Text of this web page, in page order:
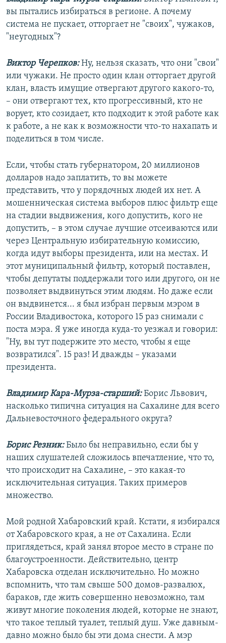
вы пытались избираться в регионе. А почему
система не пускает, отторгает не "своих", чужаков,
"неугодных"?
Виктор Черепков:Ну, нельзя сказать, что они "свои"
или чужаки. Не просто один клан отторгает другой
клан, власть имущие отвергают другого какого-то,
– они отвергают тех, кто прогрессивный, кто не
ворует, кто созидает, кто подходит к этой работе как
к работе, а не как к возможности что-то нахапать и
поделиться в том числе.
Если, чтобы стать губернатором, 20 миллионов
долларов надо заплатить, то вы можете
представить, что у порядочных людей их нет. А
мошенническая система выборов плюс фильтр еще
на стадии выдвижения, кого допустить, кого не
допустить, – в этом случае лучшие отсеиваются или
через Центральную избирательную комиссию,
когда идут выборы президента, или на местах. И
этот муниципальный фильтр, который поставлен,
чтобы депутаты поддержали того или другого, он не
позволяет выдвинуться этим людям. Но даже если
он выдвинется... я был избран первым мэром в
России Владивостока, которого 15 раз снимали с
поста мэра. Я уже иногда куда-то уезжал и говорил:
"Ну, вы тут подержите это место, чтобы я еще
возвратился". 15 раз! И дважды – указами
президента.
Владимир Кара-Мурза-старший:Борис Львович,
насколько типична ситуация на Сахалине для всего
Дальневосточного федерального округа?
Борис Резник:Было бы неправильно, если бы у
наших слушателей сложилось впечатление, что то,
что происходит на Сахалине, – это какая-то
исключительная ситуация. Таких примеров
множество.
Мой родной Хабаровский край. Кстати, я избирался
от Хабаровского края, а не от Сахалина. Если
приглядеться, край занял второе место в стране по
благоустроенности. Действительно, центр
Хабаровска отделан исключительно. Но можно
вспомнить, что там свыше 500 домов-развалюх,
бараков, где жить совершенно невозможно, там
живут многие поколения людей, которые не знают,
что такое теплый туалет, теплый душ. Уже давным-
давно можно было бы эти дома снести. А мэр